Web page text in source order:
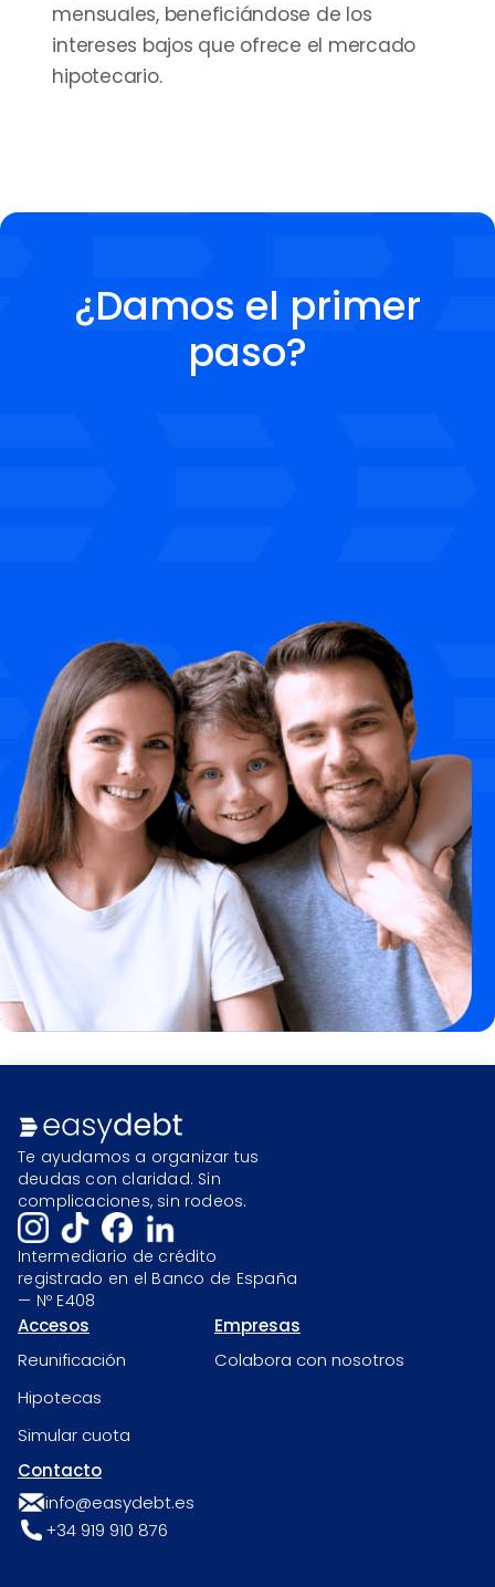
mensuales, beneficiándose de los
intereses bajos que ofrece el mercado
hipotecario.
¿Damos el primer
paso?
Te ayudamos a organizar tus
deudas con claridad. Sin
complicaciones, sin rodeos.
Intermediario de crédito
registrado en el Banco de España
— Nº E408
Accesos
Reunificación
Hipotecas
Simular cuota
Empresas
Colabora con nosotros
Contacto
info@easydebt.es
+34 919 910 876